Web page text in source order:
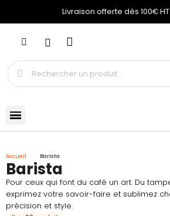
Livraison offerte dès 100€
Accueil Barista
Barista
Pour ceux qui font du café un art. Du
exprimez votre savoir-faire et sublimez
précision et style.